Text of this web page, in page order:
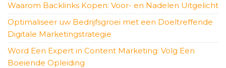
Waarom Backlinks Kopen: Voor- en Nadelen Uitgelicht
Optimaliseer uw Bedrijfsgroei met een Doeltreffende
Digitale Marketingstrategie
Word Een Expert in Content Marketing: Volg Een
Boeiende Opleiding